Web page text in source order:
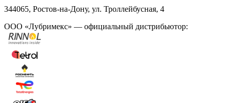
344065, Ростов-на-Дону, ул. Троллейбусная, 4
ООО «Лубримекс» — официальный дистрибьютор: